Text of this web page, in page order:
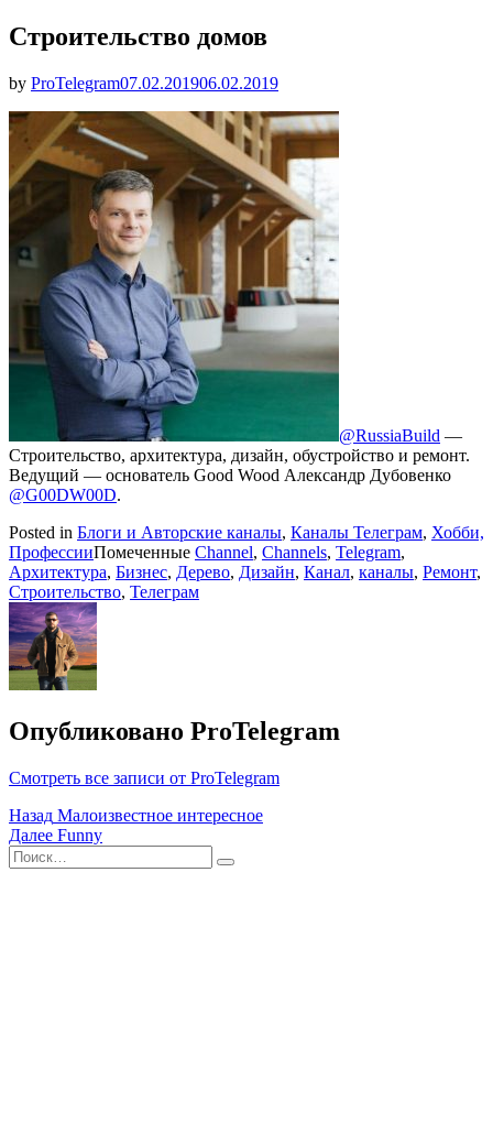
Строительство домов
by ProTelegramОпубликовано
07.02.201906.02.2019
@RussiaBuild —
Строительство, архитектура, дизайн, обустройство и ремонт.
Ведущий — основатель Good Wood Александр Дубовенко
@G00DW00D.
Posted in Блоги и Авторские каналы, Каналы Телеграм, Хобби,
ПрофессииПомеченные Channel, Channels, Telegram,
Архитектура, Бизнес, Дерево, Дизайн, Канал, каналы, Ремонт,
Строительство, Телеграм
Опубликовано ProTelegram
Смотреть все записи от ProTelegram
Навигация
по
записям
Назад Малоизвестное интересное
Далее Funny
Поиск
Найти